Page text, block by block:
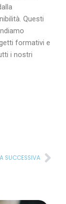
Questi
formativi e
i nostri
SUCCESSIVA